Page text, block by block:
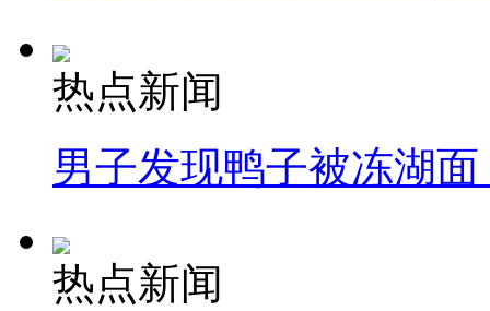
热点新闻
男子发现鸭子被冻湖
热点新闻